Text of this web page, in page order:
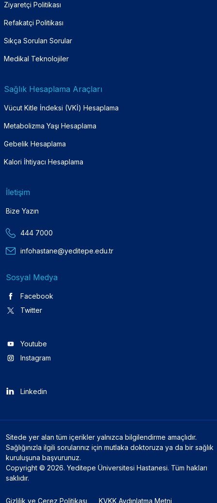
Ziyaretçi Politikası
Refakatçi Politikası
Sıkça Sorulan Sorular
Medikal Teknolojiler
Sağlık Hesaplama Araçları
Vücut Kitle İndeksi (VKİ) Hesaplama
Metabolizma Yaşı Hesaplama
Gebelik Hesaplama
Kalori İhtiyacı Hesaplama
İletişim
Bize Yazın
444 7000
infohastane@yeditepe.edu.tr
Sosyal Medya
Facebook
Twitter
Youtube
Instagram
Linkedin
Sitede yer alan tüm içerikler yalnızca bilgilendirme amaçlıdır.
Sağlığınızla ilgili sorularınız için mutlaka doktoruza ya da bir sağlık
kuruluşuna başvurunuz.
Copyright © 2026. Yeditepe Üniversitesi Hastanesi. Tüm hakları
saklıdır.
Gizlilik ve Çerez Politikası KVKK Aydınlatma Metni